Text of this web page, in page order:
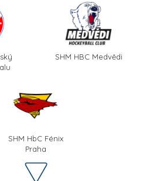
SHM HBC Medvědi
SHM HbC Fénix
Praha